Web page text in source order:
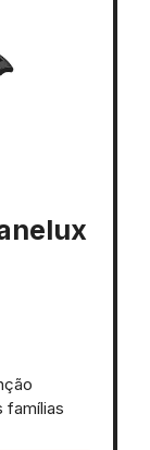
famílias